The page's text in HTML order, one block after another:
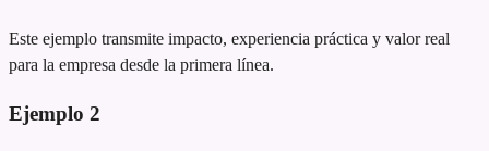
Este ejemplo transmite impacto, experiencia práctica y valor real
para la empresa desde la primera línea.
Ejemplo 2